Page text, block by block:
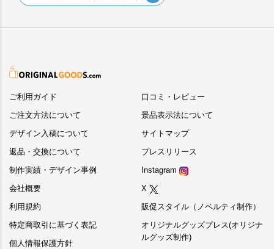
ご利用ガイド
ご注文方法について
デザイン入稿について
返品・交換について
制作実績・デザイン事例
会社概要
利用規約
特定商取引に基づく表記
個人情報保護方針
口コミ・レビュー
景品表示法について
サイトマップ
プレスリリース
Instagram
X
販促スタイル（ノベルティ制作）
オリジナルグッズプレス(オリジナ
ルグッズ制作)